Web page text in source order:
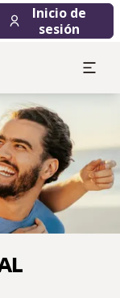
Inicio de
sesión